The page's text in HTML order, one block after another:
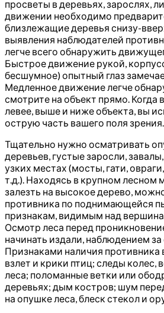
просветы в деревьях, зарослях,
движении необходимо
близлежащие деревья снизу-
выявления наблюдателей
легче всего обнаружить
Быстрое движение рукой,
бесшумное) опытный глаз
Медленное движение легче
смотрите на объект прямо. Когда
левее, выше и ниже объекта, вы
острую часть вашего поля зрения.
Тщательно нужно осматривать
деревьев, густые заросли,
узких местах (мосты, гати,
т.д.). Находясь в крупном лесном
залезть на высокое дерево,
противника по поднимающейся
признакам, видимым над
Осмотр леса перед
начинать издали, наблюдением за
Признаками наличия противника
взлет и крики птиц; следы колес,
леса; поломанные ветки или
деревьях; дым костров; шум
на опушке леса, блеск стекол и